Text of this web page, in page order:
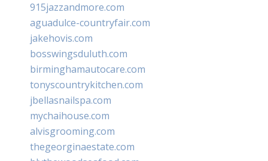
915jazzandmore.com
aguadulce-countryfair.com
jakehovis.com
bosswingsduluth.com
birminghamautocare.com
tonyscountrykitchen.com
jbellasnailspa.com
mychaihouse.com
alvisgrooming.com
thegeorginaestate.com